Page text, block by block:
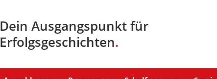
Dein Ausgangspunkt für
Erfolgsgeschichten.